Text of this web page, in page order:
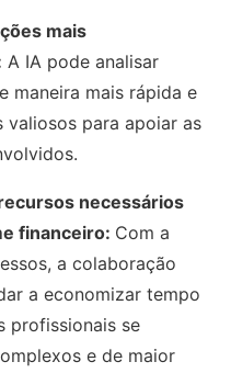
mais
A IA pode analisar
maneira mais rápida e
para apoiar as
necessários
financeiro: Com a
a colaboração
a economizar tempo
profissionais se
e de maior